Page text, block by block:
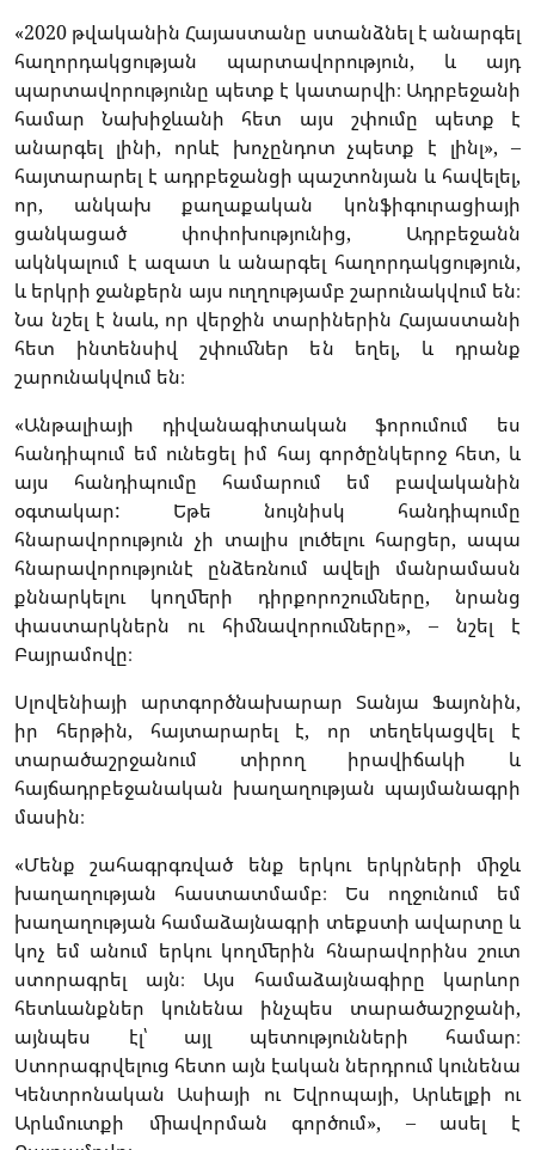
«2020 թվականին Հայաստանը ստանձնել է անարգել
հաղորդակցության պարտավորություն, և այդ
պարտավորությունը պետք է կատարվի։ Ադրբեջանի
համար Նախիջևանի հետ այս շփումը պետք է
անարգել լինի, որևէ խոչընդոտ չպետք է լինլ», –
հայտարարել է ադրբեջանցի պաշտոնյան և հավելել,
որ, անկախ քաղաքական կոնֆիգուրացիայի
ցանկացած փոփոխությունից, Ադրբեջանն
ակնկալում է ազատ և անարգել հաղորդակցություն,
և երկրի ջանքերն այս ուղղությամբ շարունակվում են։
Նա նշել է նաև, որ վերջին տարիներին Հայաստանի
հետ ինտենսիվ շփումներ են եղել, և դրանք
շարունակվում են։
«Անթալիայի դիվանագիտական ֆորումում ես
հանդիպում եմ ունեցել իմ հայ գործընկերոջ հետ, և
այս հանդիպումը համարում եմ բավականին
օգտակար: Եթե նույնիսկ հանդիպումը
հնարավորություն չի տալիս լուծելու հարցեր, ապա
հնարավորությունէ ընձեռնում ավելի մանրամասն
քննարկելու կողմերի դիրքորոշումները, նրանց
փաստարկներն ու հիմնավորումները», – նշել է
Բայրամովը։
Սլովենիայի արտգործնախարար Տանյա Ֆայոնին,
իր հերթին, հայտարարել է, որ տեղեկացվել է
տարածաշրջանում տիրող իրավիճակի և
հայճադրբեջանական խաղաղության պայմանագրի
մասին։
«Մենք շահագրգռված ենք երկու երկրների միջև
խաղաղության հաստատմամբ։ Ես ողջունում եմ
խաղաղության համաձայնագրի տեքստի ավարտը և
կոչ եմ անում երկու կողմերին հնարավորինս շուտ
ստորագրել այն։ Այս համաձայնագիրը կարևոր
հետևանքներ կունենա ինչպես տարածաշրջանի,
այնպես էլ՝ այլ պետությունների համար։
Ստորագրվելուց հետո այն էական ներդրում կունենա
Կենտրոնական Ասիայի ու Եվրոպայի, Արևելքի ու
Արևմուտքի միավորման գործում», – ասել է